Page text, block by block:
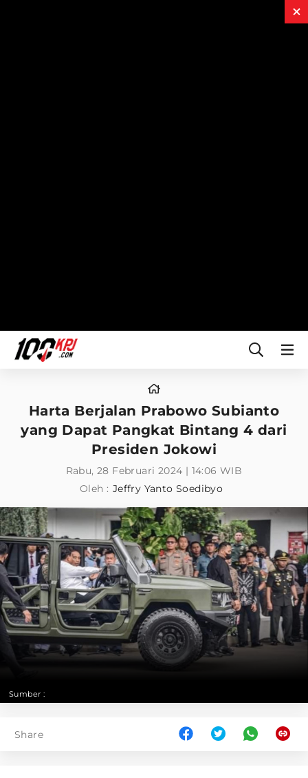
Harta Berjalan Prabowo Subianto
yang Dapat Pangkat Bintang 4 dari
Presiden Jokowi
Rabu, 28 Februari 2024 | 14:06 WIB
Oleh : Jeffry Yanto Soedibyo
Sumber :
Share